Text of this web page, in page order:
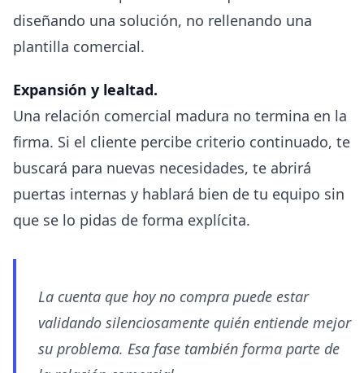
diseñando una solución, no rellenando una
plantilla comercial.
Expansión y lealtad.
Una relación comercial madura no termina en la
firma. Si el cliente percibe criterio continuado, te
buscará para nuevas necesidades, te abrirá
puertas internas y hablará bien de tu equipo sin
que se lo pidas de forma explícita.
La cuenta que hoy no compra puede estar
validando silenciosamente quién entiende mejor
su problema. Esa fase también forma parte de